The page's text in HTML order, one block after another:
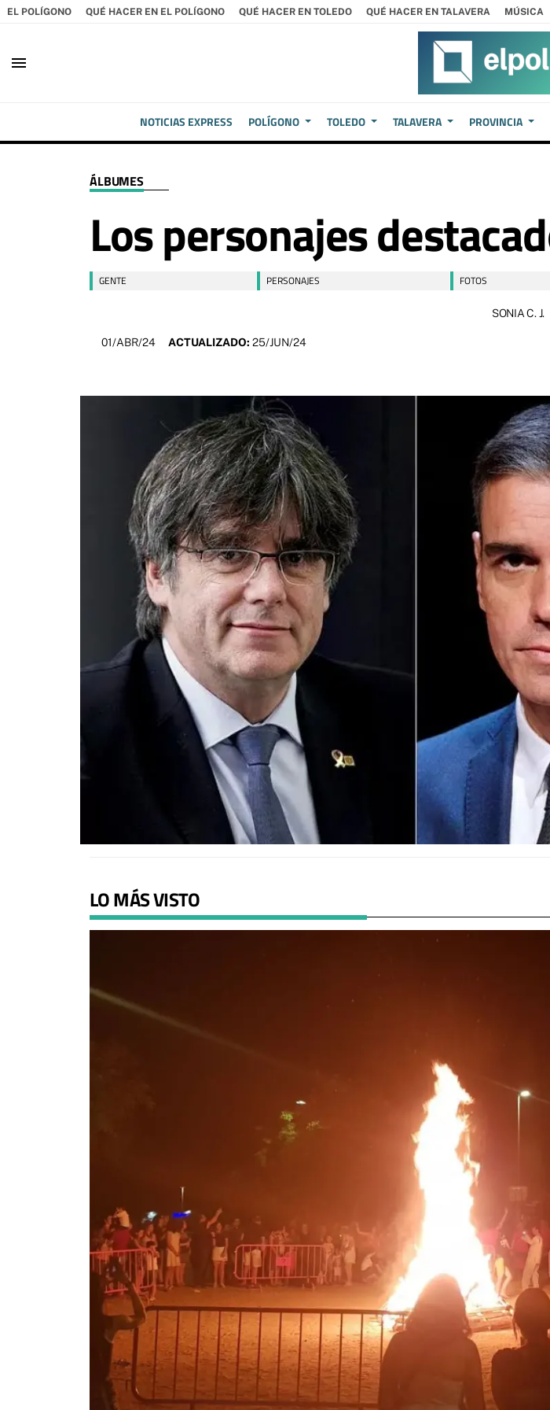
EL POLÍGONO QUÉ HACER EN EL POLÍGONO QUÉ HACER EN TOLEDO QUÉ HACER EN TALAVERA MÚSICA
menu
NOTICIAS EXPRESS POLÍGONO TOLEDO TALAVERA PROVINCIA
ÁLBUMES
Los personajes
GENTE PERSONAJES FOTOS
SONIA C. J.
01/ABR/24 ACTUALIZADO: 25/JUN/24
LO MÁS VISTO